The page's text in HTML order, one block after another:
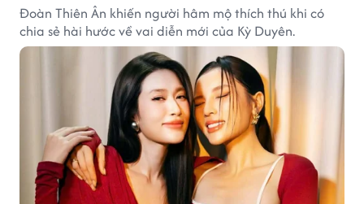
Đoàn Thiên Ân khiến người hâm mộ thích thú khi có
chia sẻ hài hước về vai diễn mới của Kỳ Duyên.